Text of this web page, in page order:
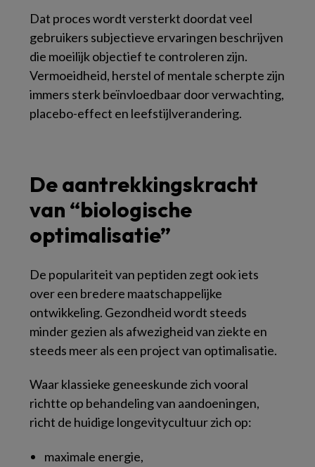
Dat proces wordt versterkt doordat veel
gebruikers subjectieve ervaringen beschrijven
die moeilijk objectief te controleren zijn.
Vermoeidheid, herstel of mentale scherpte zijn
immers sterk beïnvloedbaar door verwachting,
placebo-effect en leefstijlverandering.
De aantrekkingskracht
van “biologische
optimalisatie”
De populariteit van peptiden zegt ook iets
over een bredere maatschappelijke
ontwikkeling. Gezondheid wordt steeds
minder gezien als afwezigheid van ziekte en
steeds meer als een project van optimalisatie.
Waar klassieke geneeskunde zich vooral
richtte op behandeling van aandoeningen,
richt de huidige longevitycultuur zich op:
maximale energie,